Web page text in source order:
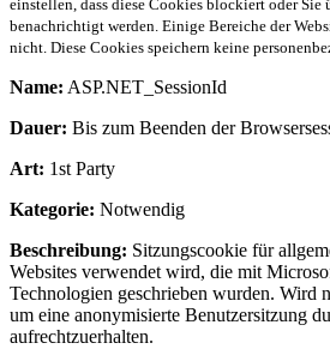
einstellen, dass diese Cookies blockiert oder Sie
benachrichtigt werden. Einige Bereiche der
nicht. Diese Cookies speichern keine
Name: ASP.NET_SessionId
Dauer: Bis zum Beenden der
Art: 1st Party
Kategorie: Notwendig
Beschreibung: Sitzungscookie für
Websites verwendet wird, die mit
Technologien geschrieben wurden. Wird
um eine anonymisierte Benutzersitzung
aufrechtzuerhalten.